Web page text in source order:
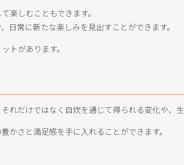
楽しむこともできます。
日常に新たな楽しみを見出すことができます。
トがあります。
れだけではなく自炊を通じて得られる変化や、
かさと満足感を手に入れることができます。